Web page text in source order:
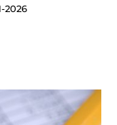
2026